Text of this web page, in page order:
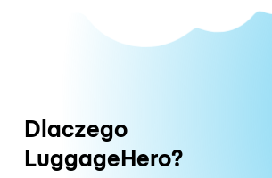
Dlaczego
LuggageHero?